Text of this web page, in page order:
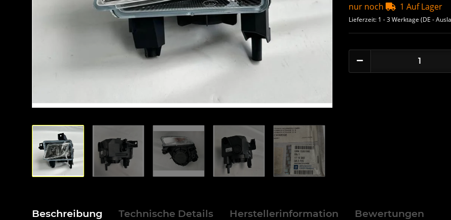
nur noch 1 Auf Lager
Lieferzeit: 1 - 3 Werktage (DE -
Beschreibung Technische Details Herstellerinformation Bewertungen